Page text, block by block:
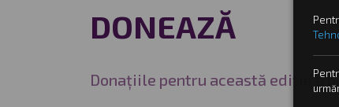
DONEAZĂ
Donațiile pentru această ediție a